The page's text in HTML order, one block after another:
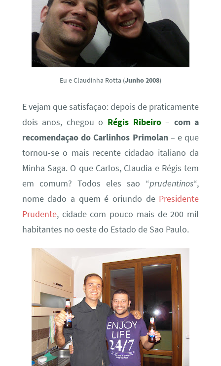
Eu e Claudinha Rotta (Junho 2008)
E vejam que satisfaçao: depois de praticamente
dois anos, chegou o Régis Ribeiro– com a
recomendaçao do Carlinhos Primolan – e que
tornou-se o mais recente cidadao italiano da
Minha Saga. O que Carlos, Claudia e Régis tem
em comum? Todos eles sao “prudentinos“,
nome dado a quem é oriundo de Presidente
Prudente, cidade com pouco mais de 200 mil
habitantes no oeste do Estado de Sao Paulo.